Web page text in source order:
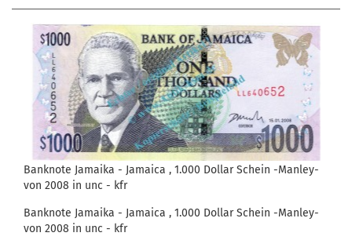
Banknote Jamaika - Jamaica , 1.000 Dollar Schein -Manley-
von 2008 in unc - kfr
Banknote Jamaika - Jamaica , 1.000 Dollar Schein -Manley-
von 2008 in unc - kfr